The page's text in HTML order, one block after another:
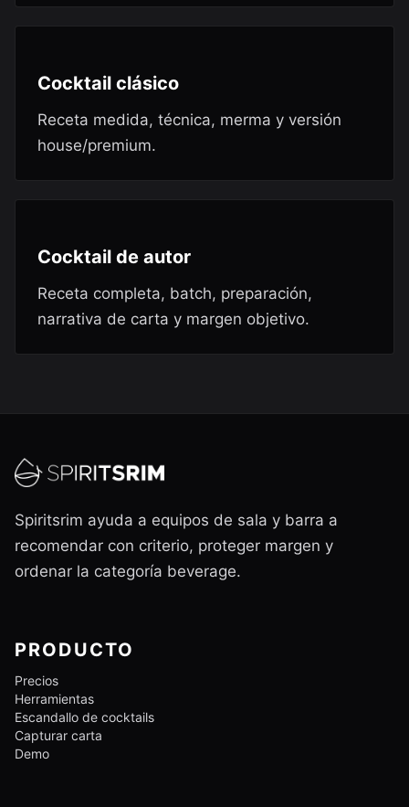
Cocktail clásico
Receta medida, técnica, merma y versión
house/premium.
Cocktail de autor
Receta completa, batch, preparación,
narrativa de carta y margen objetivo.
Spiritsrim ayuda a equipos de sala y barra a
recomendar con criterio, proteger margen y
ordenar la categoría beverage.
PRODUCTO
Precios
Herramientas
Escandallo de cocktails
Capturar carta
Demo